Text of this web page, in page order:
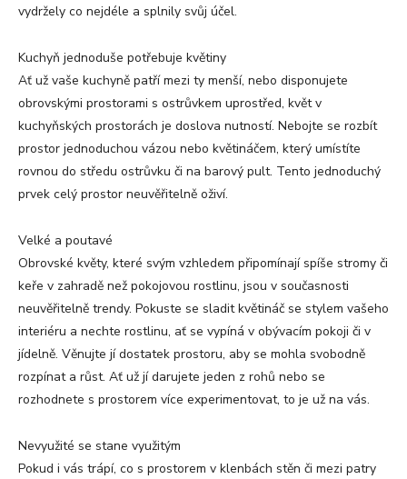
vydržely co nejdéle a splnily svůj účel.
Kuchyň jednoduše potřebuje květiny
Ať už vaše kuchyně patří mezi ty menší, nebo disponujete
obrovskými prostorami s ostrůvkem uprostřed, květ v
kuchyňských prostorách je doslova nutností. Nebojte se rozbít
prostor jednoduchou vázou nebo květináčem, který umístíte
rovnou do středu ostrůvku či na barový pult. Tento jednoduchý
prvek celý prostor neuvěřitelně oživí.
Velké a poutavé
Obrovské květy, které svým vzhledem připomínají spíše stromy či
keře v zahradě než pokojovou rostlinu, jsou v současnosti
neuvěřitelně trendy. Pokuste se sladit květináč se stylem vašeho
interiéru a nechte rostlinu, ať se vypíná v obývacím pokoji či v
jídelně. Věnujte jí dostatek prostoru, aby se mohla svobodně
rozpínat a růst. Ať už jí darujete jeden z rohů nebo se
rozhodnete s prostorem více experimentovat, to je už na vás.
Nevyužité se stane využitým
Pokud i vás trápí, co s prostorem v klenbách stěn či mezi patry